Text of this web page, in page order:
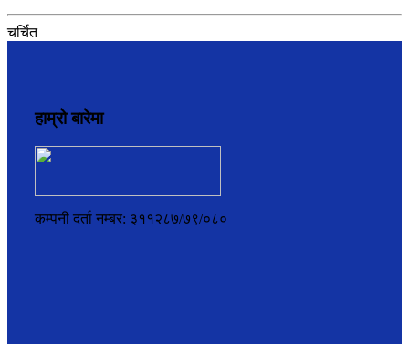
चर्चित
हाम्रो बारेमा
कम्पनी दर्ता नम्बर: ३११२८७/७९/०८०